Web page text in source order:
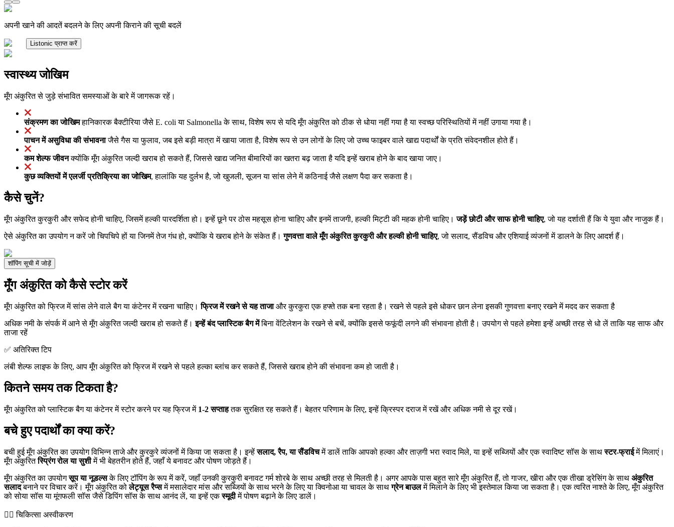
अपनी खाने की आदतें बदलने के लिए अपनी किराने की सूची बदलें
Listonic प्राप्त करें
स्वास्थ्य जोखिम
मूँग अंकुरित से जुड़े संभावित समस्याओं के बारे में जागरूक रहें।
संक्रमण का जोखिमहानिकारक बैक्टीरिया जैसे E. coli या Salmonella के साथ, विशेष रूप से यदि मूँग अंकुरित को ठीक से धोया नहीं गया है या स्वच्छ परिस्थितियों में नहीं उगाया गया है।
पाचन में असुविधा की संभावनाजैसे गैस या फुलाव, जब इसे बड़ी मात्रा में खाया जाता है, विशेष रूप से उन लोगों के लिए जो उच्च फाइबर वाले खाद्य पदार्थों के प्रति संवेदनशील होते हैं।
कम शेल्फ जीवनक्योंकि मूँग अंकुरित जल्दी खराब हो सकते हैं, जिससे खाद्य जनित बीमारियों का खतरा बढ़ जाता है यदि इन्हें खराब होने के बाद खाया जाए।
कुछ व्यक्तियों में एलर्जी प्रतिक्रिया का जोखिम, हालांकि यह दुर्लभ है, जो खुजली, सूजन या सांस लेने में कठिनाई जैसे लक्षण पैदा कर सकता है।
कैसे चुनें?
मूँग अंकुरित कुरकुरी और सफेद होनी चाहिए, जिसमें हल्की पारदर्शिता हो। इन्हें छूने पर ठोस महसूस होना चाहिए और इनमें ताजगी, हल्की मिट्टी की महक होनी चाहिए।जड़ें छोटी और साफ होनी चाहिए, जो यह दर्शाती हैं कि ये युवा और नाजुक हैं।
ऐसे अंकुरित का उपयोग न करें जो चिपचिपे हों या जिनमें तेज गंध हो, क्योंकि ये खराब होने के संकेत हैं।गुणवत्ता वाले मूँग अंकुरित कुरकुरी और हल्की होनी चाहिए, जो सलाद, सैंडविच और एशियाई व्यंजनों में डालने के लिए आदर्श हैं।
शॉपिंग सूची में जोड़ें
मूँग अंकुरित को कैसे स्टोर करें
मूँग अंकुरित को फ्रिज में सांस लेने वाले बैग या कंटेनर में रखना चाहिए।फ्रिज में रखने से यह ताजाऔर कुरकुरा एक हफ्ते तक बना रहता है। रखने से पहले इसे धोकर छान लेना इसकी गुणवत्ता बनाए रखने में मदद कर सकता है
अधिक नमी के संपर्क में आने से मूँग अंकुरित जल्दी खराब हो सकते हैं।इन्हें बंद प्लास्टिक बैग मेंबिना वेंटिलेशन के रखने से बचें, क्योंकि इससे फफूंदी लगने की संभावना होती है। उपयोग से पहले हमेशा इन्हें अच्छी तरह से धो लें ताकि यह साफ और
ताजा रहें
✅ अतिरिक्त टिप
लंबी शेल्फ लाइफ के लिए, आप मूँग अंकुरित को फ्रिज में रखने से पहले हल्का ब्लांच कर सकते हैं, जिससे खराब होने की संभावना कम हो जाती है।
कितने समय तक टिकता है?
मूँग अंकुरित को प्लास्टिक बैग या कंटेनर में स्टोर करने पर यह फ्रिज में 1-2 सप्ताहतक सुरक्षित रह सकते हैं। बेहतर परिणाम के लिए, इन्हें क्रिस्पर दराज में रखें और अधिक नमी से दूर रखें।
बचे हुए पदार्थों का क्या करें?
बची हुई मूँग अंकुरित का उपयोग विभिन्न ताजे और कुरकुरे व्यंजनों में किया जा सकता है। इन्हेंसलाद, रैप, या सैंडविचमें डालें ताकि आपको हल्का और ताज़गी भरा स्वाद मिले, या इन्हें सब्जियों और एक स्वादिष्ट सॉस के साथस्टर-फ्राईमें मिलाएं।
मूँग अंकुरितस्प्रिंग रोल या सुशीमें भी बेहतरीन होते हैं, जहाँ ये बनावट और पोषण जोड़ते हैं।
मूँग अंकुरित का उपयोगसूप या नूडल्सके लिए टॉपिंग के रूप में करें, जहाँ उनकी कुरकुरी बनावट गर्म शोरबे के साथ अच्छी तरह से मिलती है। अगर आपके पास बहुत सारे मूँग अंकुरित हैं, तो गाजर, खीरा और एक तीखा ड्रेसिंग के साथ अंकुरित
सलादबनाने पर विचार करें। मूँग अंकुरित कोलेट्यूस रैप्समें मसालेदार मांस और सब्जियों के साथ भरने के लिए या क्विनोआ या चावल के साथग्रेन बाउलमें मिलाने के लिए भी इस्तेमाल किया जा सकता है। एक त्वरित नाश्ते के लिए, मूँग अंकुरित
को सोया सॉस या मूंगफली सॉस जैसे डिपिंग सॉस के साथ आनंद लें, या इन्हें एकस्मूदीमें पोषण बढ़ाने के लिए डालें।
👨‍⚕️️ चिकित्सा अस्वीकरण